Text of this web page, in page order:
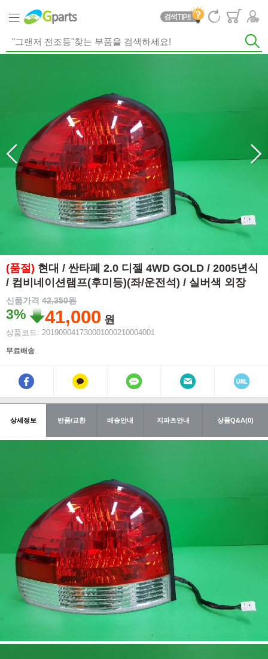
(품절) 현대 / 싼타페 2.0 디젤 4WD GOLD / 2005년식
/ 컴비네이션램프(후미등)(좌/운전석) / 실버색 외장
신품가격 42,350원
3% 41,000 원
상품코드: 201909041730001000210004001
무료배송
상세정보 반품/교환 배송안내 지파츠안내 상품Q&A(0)